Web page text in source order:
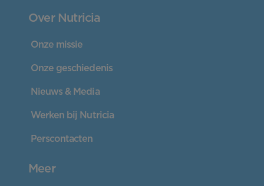
Over Nutricia
Onze missie
Onze geschiedenis
Nieuws & Media
Werken bij Nutricia
Perscontacten
Meer